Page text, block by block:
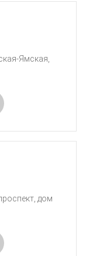
Ямская,
дом